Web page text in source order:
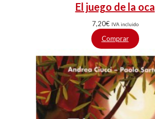
El juego de la oca
7,20€ IVA incluido
Comprar